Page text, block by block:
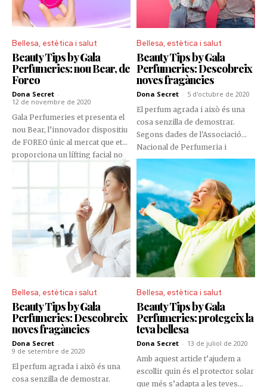
Bellesa, estètica i salut
Beauty Tips by Gala
Perfumeries: nou Bear, de
Foreo
Dona Secret -
12 de novembre de 2020
Gala Perfumeries et presenta el
nou Bear, l’innovador dispositiu
de FOREO únic al mercat que et
proporciona un lífting facial no
Bellesa, estètica i salut
Beauty Tips by Gala
Perfumeries: Descobreix
noves fragàncies
Dona Secret - 5 d'octubre de 2020
El perfum agrada i això és una
cosa senzilla de demostrar.
Segons dades de l'Associació
Nacional de Perfumeria i
Cosmètica, ens gastem uns 1.200
milions d'euros a l'any en
fragàncies. I entre les aromes
favorites destaquen, per sobre
de la resta, les que tenen notes
florals. El mes d’octubre és un
mes de llançaments i novetats. A
Andorra tenim la sort de tenir-
ne algunes d’elles abans que
ningú. I perquè qualsevol ocasió
fragància, no et perdis les
recomanacions del mes que
tenim per a tu.
Bellesa, estètica i salut
Beauty Tips by Gala
Perfumeries: Descobreix
noves fragàncies
Dona Secret -
9 de setembre de 2020
El perfum agrada i això és una
cosa senzilla de demostrar.
Bellesa, estètica i salut
Beauty Tips by Gala
Perfumeries: protegeix la
teva bellesa
Dona Secret - 13 de juliol de 2020
Amb aquest article t’ajudem a
escollir quin és el protector solar
que més s’adapta a les teves